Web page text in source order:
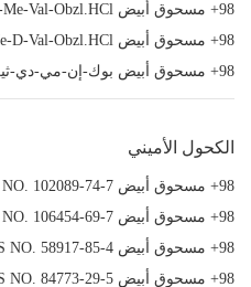
98+ مسحوق أبيض N-Me-Val-Obzl.HCl
98+ مسحوق أبيض N-Me-D-Val-Obzl.HCl
98+ مسحوق أبيض بوك-إن-مي-دي-ثير ((مي) -أوه
الكحول الأميني
98+ مسحوق أبيض Boc-D-Phg-OL CAS NO. 102089-74-7
98+ مسحوق أبيض Boc-D-Phe-OL CAS NO. 106454-69-7
98+ مسحوق أبيض Cbz-D-Phe-OL CAS NO. 58917-85-4
98+ مسحوق أبيض N-Me-L-Phe-Ol CAS NO. 84773-29-5